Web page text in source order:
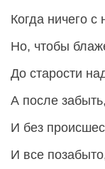
Когда ничего с
Но, чтобы
До старости
А после
И без
И все